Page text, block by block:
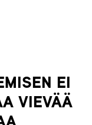
EI
VIEVÄÄ